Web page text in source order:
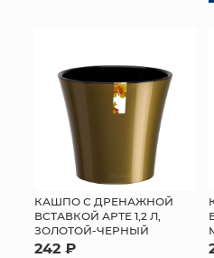
КАШПО С ДРЕНАЖНОЙ
ВСТАВКОЙ АРТЕ 1,2 Л,
ЗОЛОТОЙ-ЧЕРНЫЙ
242 ₽